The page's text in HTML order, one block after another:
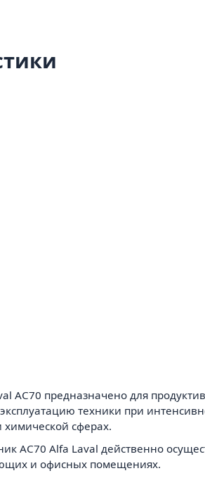
AC70 предназначено для
техники при
сферах.
AC70 Alfa Laval действенно
и офисных помещениях.